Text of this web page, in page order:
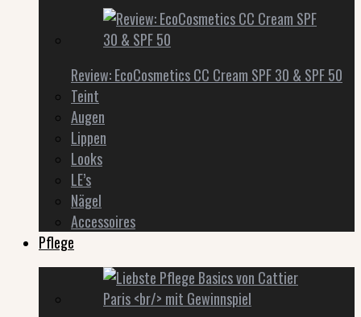
Review: EcoCosmetics CC Cream SPF 30 & SPF 50
Teint
Augen
Lippen
Looks
LE’s
Nägel
Accessoires
Pflege